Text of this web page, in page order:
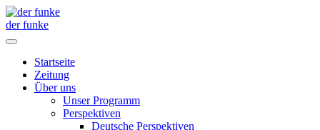
der funke
Startseite
Zeitung
Über uns
Unser Programm
Perspektiven
Deutsche Perspektiven